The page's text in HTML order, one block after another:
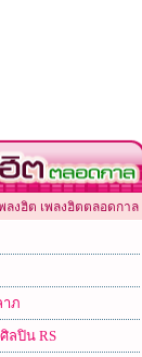
ลงฮิต เพลงฮิตตลอดกาล
ภ
ลปิน RS